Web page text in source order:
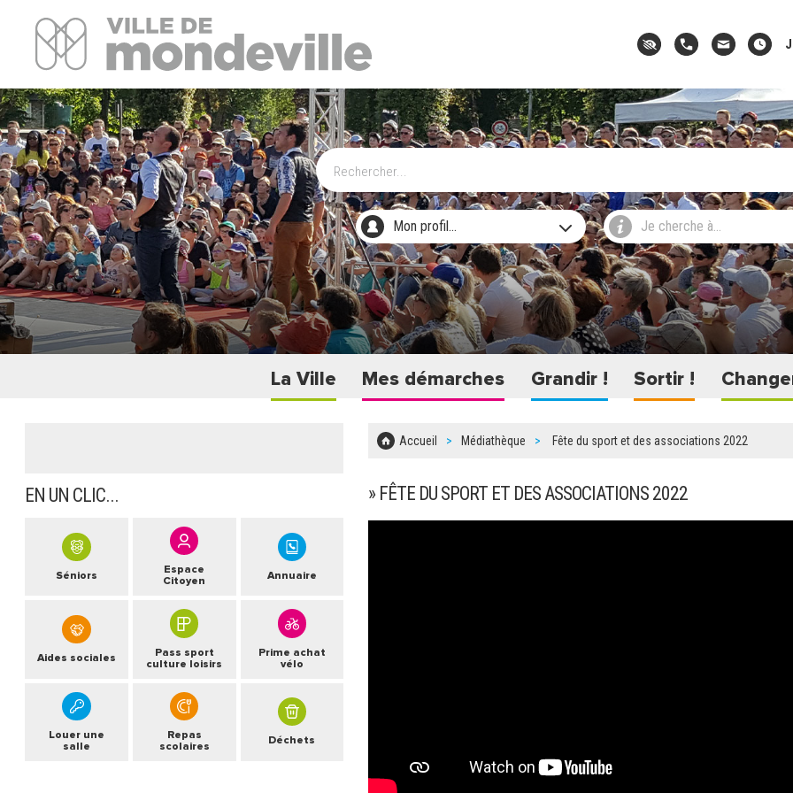
Site Officiel de la ville de Mondeville
Mon profil... Je cherche à...
La Ville Mes démarches Grandir ! Sortir !
Accueil Médiathèque Fête du sport et des associations 2022
» FÊTE DU SPORT ET DES ASSOCIATIONS 2022
EN UN CLIC...
Séniors
Espace
Citoyen
Annuaire
Aides sociales
Pass sport
culture loisirs
Prime achat
vélo
Louer une
salle
Repas
scolaires
Déchets